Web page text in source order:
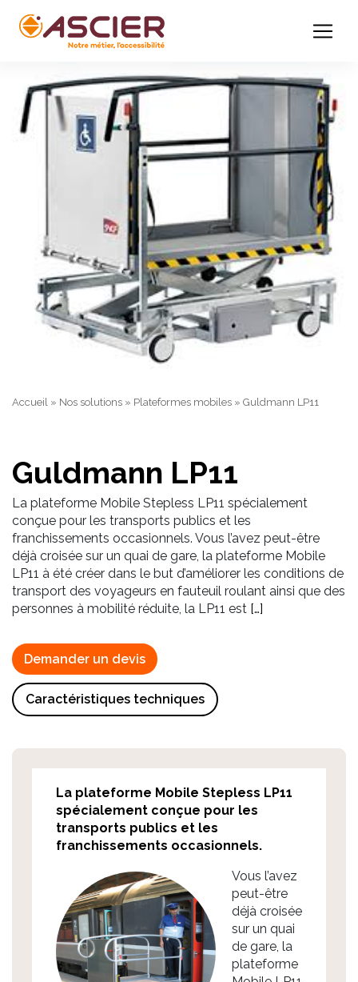
Accueil » Nos solutions » Plateformes mobiles » Guldmann LP11
Guldmann LP11
La plateforme Mobile Stepless LP11 spécialement
conçue pour les transports publics et les
franchissements occasionnels. Vous l’avez peut-être
déjà croisée sur un quai de gare, la plateforme Mobile
LP11 à été créer dans le but d’améliorer les conditions de
transport des voyageurs en fauteuil roulant ainsi que des
personnes à mobilité réduite, la LP11 est […]
Demander un devis
Caractéristiques techniques
La plateforme Mobile Stepless LP11
spécialement conçue pour les
transports publics et les
franchissements occasionnels.
Vous l’avez
peut-être
déjà croisée
sur un quai
de gare, la
plateforme